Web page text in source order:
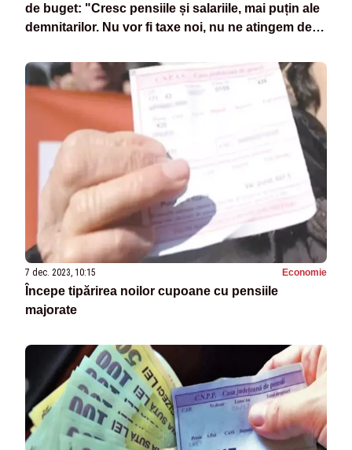
de buget: "Cresc pensiile și salariile, mai puțin ale
demnitarilor. Nu vor fi taxe noi, nu ne atingem de
7 dec. 2023, 10:15 Economie
Începe tipărirea noilor cupoane cu pensiile
majorate